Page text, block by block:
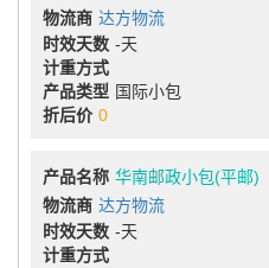
物流商 达方物流
时效天数 -天
计重方式
产品类型 国际小包
折后价 0
产品名称 华南邮政小包(平邮)
物流商 达方物流
时效天数 -天
计重方式